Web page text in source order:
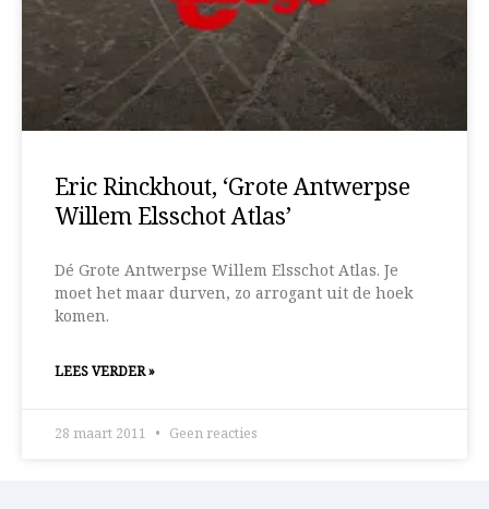
Eric Rinckhout, ‘Grote Antwerpse
Willem Elsschot Atlas’
Dé Grote Antwerpse Willem Elsschot Atlas. Je
moet het maar durven, zo arrogant uit de hoek
komen.
LEES VERDER »
28 maart 2011 Geen reacties